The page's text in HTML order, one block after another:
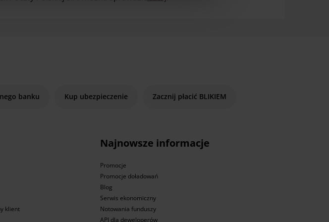
banku Kup ubezpieczenie Zacznij płacić BLIKIEM
klient
Najnowsze informacje
Promocje
Promocje doładowań
Blog
Serwis ekonomiczny
Notowania funduszy
API dla deweloperów